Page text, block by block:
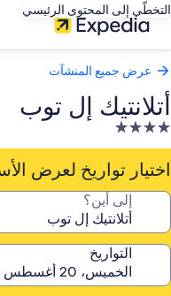
التخطّي إلى المحتوى الرئيسي
عرض جميع المنشآت
أتلانتيك إل توب
منشأة
فندقية
مصنفة
4.0
اختيار تواريخ لعرض
إلى أين؟
التواريخ